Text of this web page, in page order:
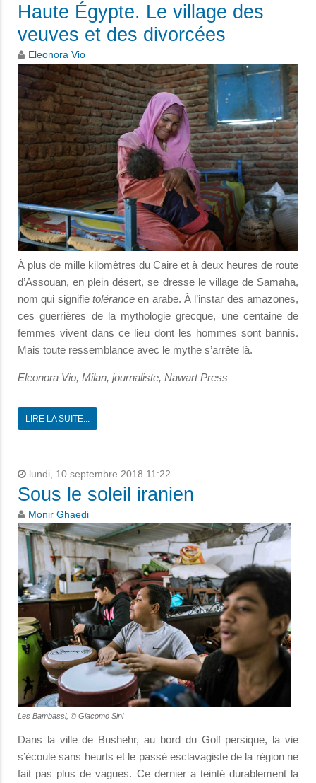
Haute Égypte. Le village des
veuves et des divorcées
Eleonora Vio
À plus de mille kilomètres du Caire et à deux heures de route
d’Assouan, en plein désert, se dresse le village de Samaha,
nom qui signifie tolérance en arabe. À l’instar des amazones,
ces guerrières de la mythologie grecque, une centaine de
femmes vivent dans ce lieu dont les hommes sont bannis.
Mais toute ressemblance avec le mythe s’arrête là.
Eleonora Vio, Milan, journaliste, Nawart Press
LIRE LA SUITE...
lundi, 10 septembre 2018 11:22
Sous le soleil iranien
Monir Ghaedi
Les Bambassi, © Giacomo Sini
Dans la ville de Bushehr, au bord du Golf persique, la vie
s’écoule sans heurts et le passé esclavagiste de la région ne
fait pas plus de vagues. Ce dernier a teinté durablement la